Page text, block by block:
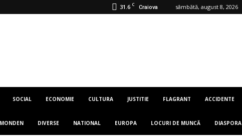
31.6 C Craiova sâmbătă, august 8, 2026
SOCIAL ECONOMIE CULTURA JUSTITIE FLAGRANT ACCIDENTE
MONDEN DIVERSE NATIONAL EUROPA LOCURI DE MUNCĂ DIASPORA